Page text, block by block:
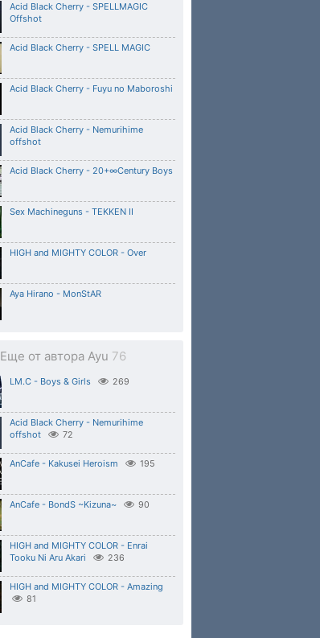
Acid Black Cherry - SPELLMAGIC
Offshot
Acid Black Cherry - SPELL MAGIC
Acid Black Cherry - Fuyu no Maboroshi
Acid Black Cherry - Nemurihime
offshot
Acid Black Cherry - 20+∞Century Boys
Sex Machineguns - TEKKEN II
HIGH and MIGHTY COLOR - Over
Aya Hirano - MonStAR
Еще от автора Ayu 76
LM.C - Boys & Girls 269
Acid Black Cherry - Nemurihime
offshot
72
AnCafe - Kakusei Heroism 195
AnCafe - BondS ~Kizuna~ 90
HIGH and MIGHTY COLOR - Enrai
Tooku Ni Aru Akari
236
HIGH and MIGHTY COLOR - Amazing
81